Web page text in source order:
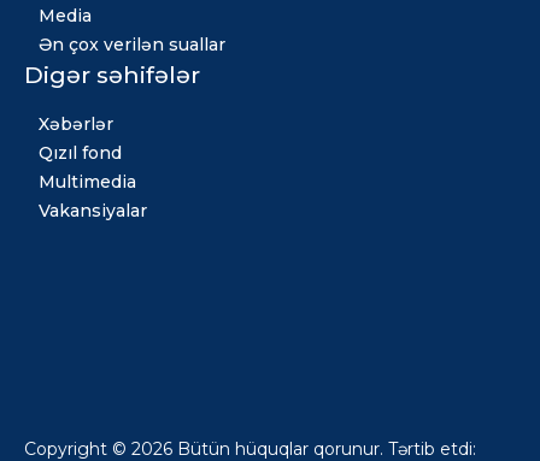
Media
Ən çox verilən suallar
Digər səhifələr
Xəbərlər
Qızıl fond
Multimedia
Vakansiyalar
Copyright © 2026 Bütün hüquqlar qorunur. Tərtib etdi: